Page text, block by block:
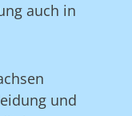
auch in
und